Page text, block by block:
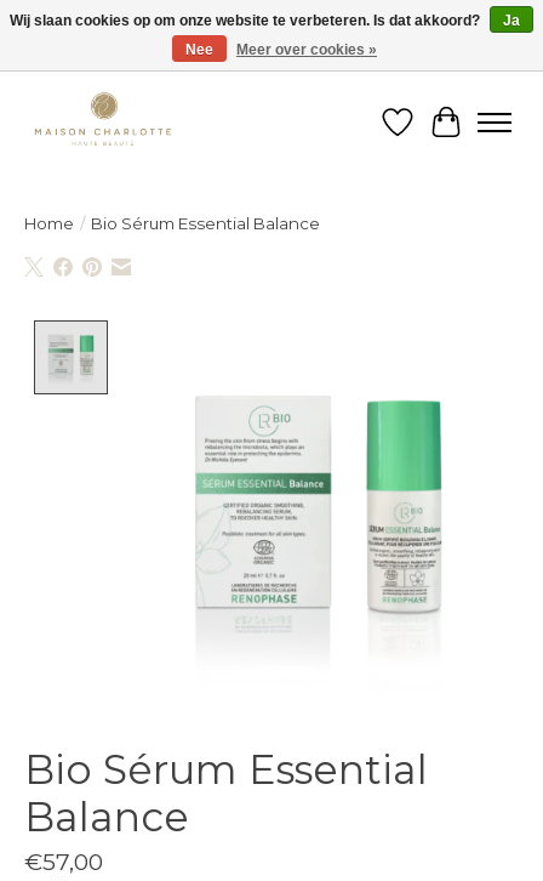
Gratis verzending binnen België vanaf €150
Verlanglijst
Home / Bio Sérum Essential Balance
Bio Sérum Essential
Balance
€57,00
Wij slaan cookies op om onze website te verbeteren. Is dat akkoord?
Ja
Nee
Meer over cookies »